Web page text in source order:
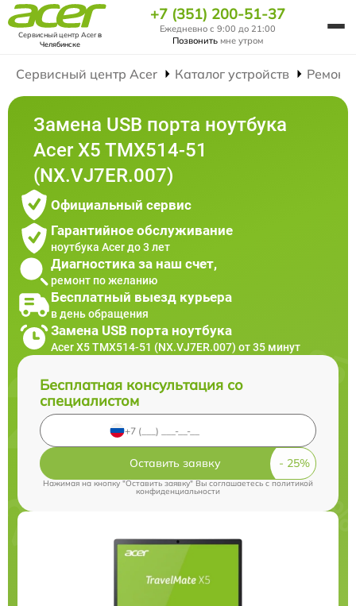
Сервисный центр Acerв
Челябинске
+7 (351) 200-51-37
Ежедневно с 9:00 до 21:00
Позвонить мне утром
Сервисный центр Acer Каталог устройств Ремонт
Замена USB порта ноутбука
Acer X5 TMX514-51
(NX.VJ7ER.007)
Официальный сервис
Гарантийное обслуживание
ноутбука Acer до 3 лет
Диагностика за наш счет,
ремонт по желанию
Бесплатный выезд курьера
в день обращения
Замена USB порта ноутбука
Acer X5 TMX514-51 (NX.VJ7ER.007) от 35 минут
Бесплатная консультация со
специалистом
Оставить заявку
Нажимая на кнопку "Оставить заявку" Вы соглашаетесь cполитикой
конфиденциальности